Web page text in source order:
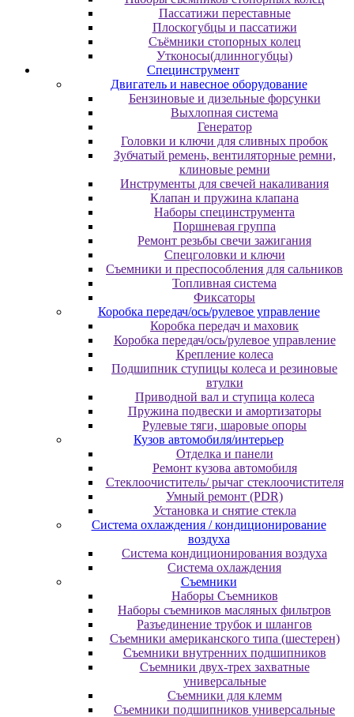
Пассатижи переставные
Плоскогубцы и пассатижи
Съёмники стопорных колец
Утконосы(длинногубцы)
Специнструмент
Двигатель и навесное оборудование
Бензиновые и дизельные форсунки
Выхлопная система
Генератор
Головки и ключи для сливных пробок
Зубчатый ремень, вентиляторные ремни,
клиновые ремни
Инструменты для свечей накаливания
Клапан и пружина клапана
Наборы специнструмента
Поршневая группа
Ремонт резьбы свечи зажигания
Спецголовки и ключи
Съемники и преспособления для сальников
Топливная система
Фиксаторы
Коробка передач/ось/рулевое управление
Коробка передач и маховик
Коробка передач/ось/рулевое управление
Крепление колеса
Подшипник ступицы колеса и резиновые
втулки
Приводной вал и ступица колеса
Пружина подвески и амортизаторы
Рулевые тяги, шаровые опоры
Кузов автомобиля/интерьер
Отделка и панели
Ремонт кузова автомобиля
Стеклоочиститель/ рычаг стеклоочистителя
Умный ремонт (PDR)
Установка и снятие стекла
Система охлаждения / кондиционирование
воздуха
Система кондиционирования воздуха
Система охлаждения
Съемники
Наборы Съемников
Наборы съемников масляных фильтров
Разъединение трубок и шлангов
Съемники американского типа (шестерен)
Съемники внутренних подшипников
Съемники двух-трех захватные
универсальные
Съемники для клемм
Съемники подшипников универсальные